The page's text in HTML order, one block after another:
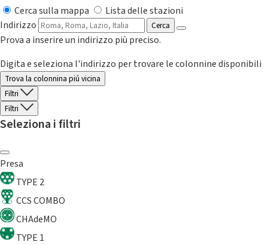
Cerca sulla mappa
Lista delle stazioni
Indirizzo
Cerca
Prova a inserire un indirizzo più preciso.
Digita e seleziona l'indirizzo per trovare le colonnine disponibili
Trova la colonnina piú vicina
Filtri
Filtri
Seleziona i filtri
Presa
TYPE 2
CCS COMBO
CHAdeMO
TYPE 1